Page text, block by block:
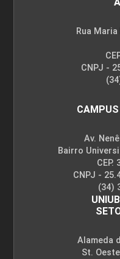
Rua
CNPJ -
Av.
Bairro
CEP.
CNPJ -
(34)
Alameda
St.